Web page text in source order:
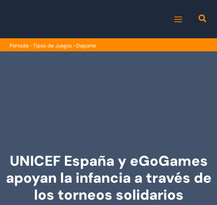
MENU
Portada › Tipos de Juegos › Deporte
UNICEF España y eGoGames
apoyan la infancia a través de
los torneos solidarios